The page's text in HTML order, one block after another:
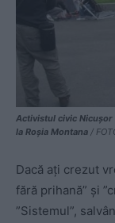
Activistul civic
la Roșia Montana /
Dacă ați crezut
fără prihană” și
”Sistemul”,